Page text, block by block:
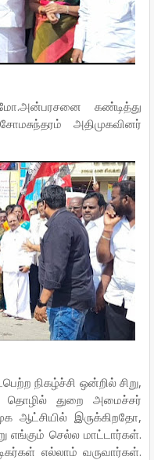
கண்டித்து
அதிமுகவினர்
நிகழ்ச்சி ஒன்றில் சிறு,
தொழில் துறை அமைச்சர்
ஆட்சியில் இருக்கிறதோ,
செல்ல மாட்டார்கள்.
எல்லாம் வருவார்கள்.